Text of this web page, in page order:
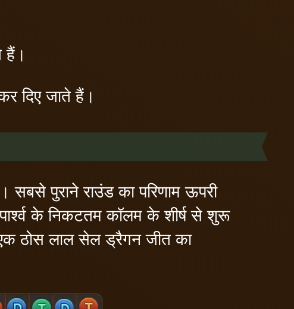
हैं।
दिए जाते हैं।
सबसे पुराने राउंड का परिणाम ऊपरी
के निकटतम कॉलम के शीर्ष से शुरू
ठोस लाल सेल ड्रैगन जीत का